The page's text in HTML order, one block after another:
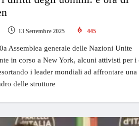
13 Settembre 2025 445
Assemblea generale delle Nazioni Unite
in corso a New York, alcuni attivisti per i
i leader mondiali ad affrontare una
delle strutture